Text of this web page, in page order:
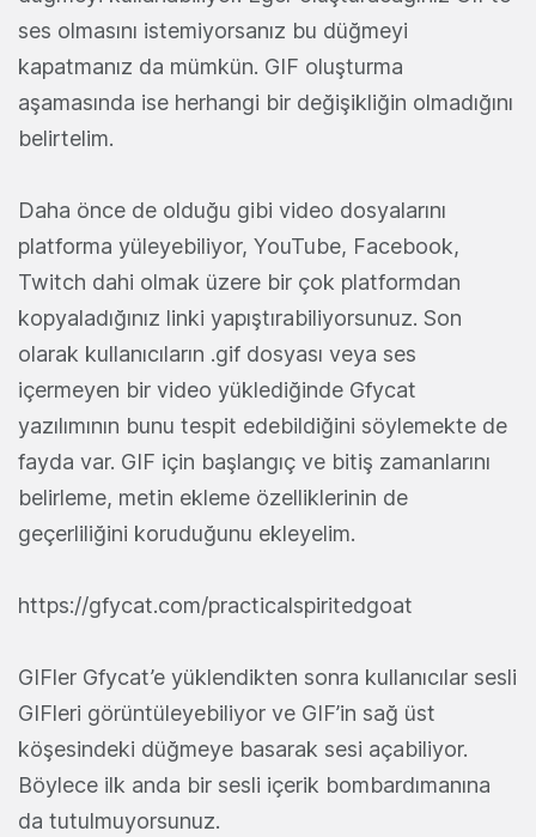
ses olmasını istemiyorsanız bu düğmeyi
kapatmanız da mümkün. GIF oluşturma
aşamasında ise herhangi bir değişikliğin olmadığını
belirtelim.
Daha önce de olduğu gibi video dosyalarını
platforma yüleyebiliyor, YouTube, Facebook,
Twitch dahi olmak üzere bir çok platformdan
kopyaladığınız linki yapıştırabiliyorsunuz. Son
olarak kullanıcıların .gif dosyası veya ses
içermeyen bir video yüklediğinde Gfycat
yazılımının bunu tespit edebildiğini söylemekte de
fayda var. GIF için başlangıç ve bitiş zamanlarını
belirleme, metin ekleme özelliklerinin de
geçerliliğini koruduğunu ekleyelim.
https://gfycat.com/practicalspiritedgoat
GIFler Gfycat’e yüklendikten sonra kullanıcılar sesli
GIFleri görüntüleyebiliyor ve GIF’in sağ üst
köşesindeki düğmeye basarak sesi açabiliyor.
Böylece ilk anda bir sesli içerik bombardımanına
da tutulmuyorsunuz.